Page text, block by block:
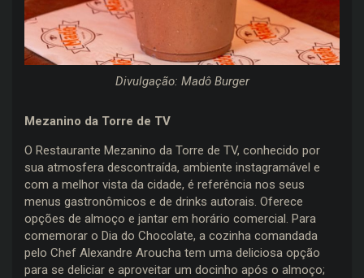
Divulgação: Madô Burger
Mezanino da Torre de TV
O Restaurante Mezanino da Torre de TV, conhecido por
sua atmosfera descontraída, ambiente instagramável e
com a melhor vista da cidade, é referência nos seus
menus gastronômicos e de drinks autorais. Oferece
opções de almoço e jantar em horário comercial. Para
comemorar o Dia do Chocolate, a cozinha comandada
pelo Chef Alexandre Aroucha tem uma deliciosa opção
para se deliciar e aproveitar um docinho após o almoço;